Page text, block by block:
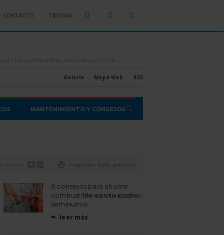
CONTACTO TIENDAS
por los aires, es conveniente intentar ahorrar todo el combustible que se pueda, [...]
Galería Mapa Web RSS
MANTENIMIENTO Y CONSEJOS
Ver más últimas noticias
6 consejos para ahorrar
combustible con tu coche
seminuevo
 leer más